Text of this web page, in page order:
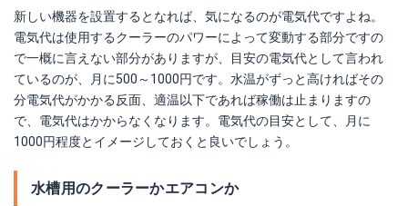
新しい機器を設置するとなれば、気になるのが電気代ですよね。
電気代は使用するクーラーのパワーによって変動する部分ですの
で一概に言えない部分がありますが、目安の電気代として言われ
ているのが、月に500～1000円です。水温がずっと高ければその
分電気代がかかる反面、適温以下であれば稼働は止まりますの
で、電気代はかからなくなります。電気代の目安として、月に
1000円程度とイメージしておくと良いでしょう。
水槽用のクーラーかエアコンか